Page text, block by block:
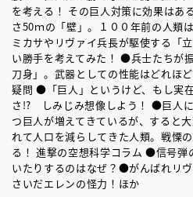
を考える！ その巨人対策に効果は
さ50ｍの「壁」。１００年前の人類
ミカサやリヴァイ兵長が駆使する「
い勝手を考えてみた！ ●兵士たちが
刀身」。武器としての性能はどれほ
疑問 ●「巨人」というけど、もし実
さ!? しみじみ想像しよう！ ●巨人
つ巨人が増えてきているが、すると
れて人口を減らしてきた人類。戦慄
る！ 進撃の空想科学コラム ●信号
いたりするのはなぜ？●がんばれリ
さいだエレンの怪力！ほか